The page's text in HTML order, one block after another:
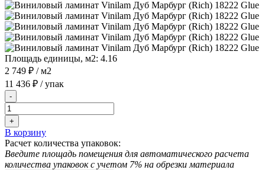
Площадь единицы, м2: 4.16
2 749 ₽ / м2
11 436 ₽ / упак
-
+
В корзину
Расчет количества упаковок:
Введите площадь помещения для автоматического расчета
количества упаковок с учетом 7% на обрезки материала